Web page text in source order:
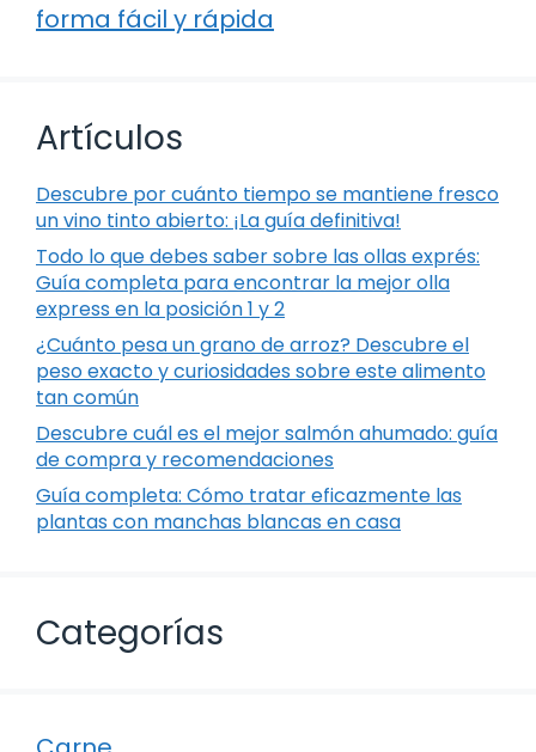
forma fácil y rápida
Artículos
Descubre por cuánto tiempo se mantiene fresco
un vino tinto abierto: ¡La guía definitiva!
Todo lo que debes saber sobre las ollas exprés:
Guía completa para encontrar la mejor olla
express en la posición 1 y 2
¿Cuánto pesa un grano de arroz? Descubre el
peso exacto y curiosidades sobre este alimento
tan común
Descubre cuál es el mejor salmón ahumado: guía
de compra y recomendaciones
Guía completa: Cómo tratar eficazmente las
plantas con manchas blancas en casa
Categorías